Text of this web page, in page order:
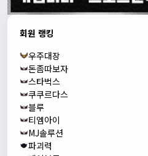
회원 랭킹
우주대장
돈좀따보자
스타벅스
쿠쿠르다스
블루
티엠아이
MJ솔루션
파괴력